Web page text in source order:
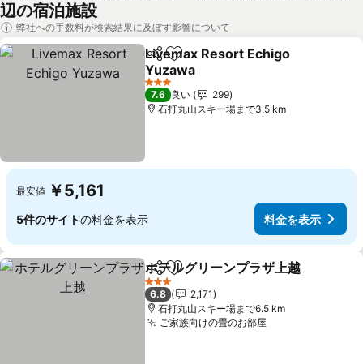
辺の宿泊施設
弊社への手数料が検索結果に及ぼす影響について
シェアお気に入りに追加
Livemax Resort Echigo
Yuzawa
3 ホテルのランク
7.6 良い
299
石打丸山スキー場まで3.5 km
最安値 ￥5,161
5件のサイトの料金を表示 料金を表示
シェアお気に入りに追加
ホテルグリーンプラザ上越
3 ホテルのランク
6.8
2,171
石打丸山スキー場まで6.5 km
ご家族向けの畳のお部屋